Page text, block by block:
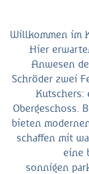
Willkommen im
Hier
Anwesen
Schröder zwei
Kutschers:
Obergeschoss.
bieten
schaffen mit
eine
sonnigen